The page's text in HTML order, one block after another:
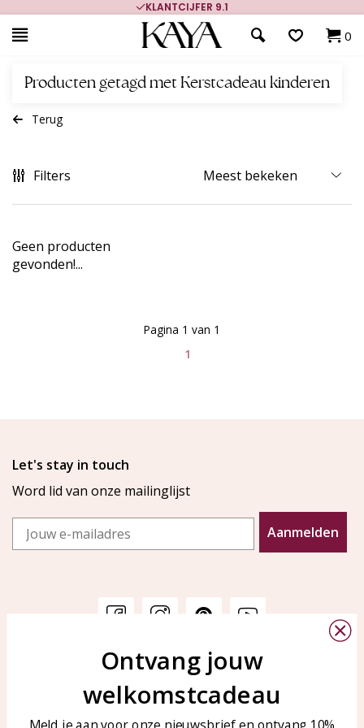
KLANTCIJFER 9.1
0
Producten getagd met Kerstcadeau kinderen
Terug
Filters
Geen producten
gevonden!...
1
Pagina 1 van 1
Let's stay in touch
Word lid van onze mailinglijst
Email
Aanmelden
Veelgestelde vragen
Sieraden onderhouden
KAYA Sieraden
Bellen of WhatsApp Ma-Vr
tussen 09:00-17:00
Ontvang jouw
welkomstcadeau
Meld je aan voor onze nieuwsbrief en ontvang 10%